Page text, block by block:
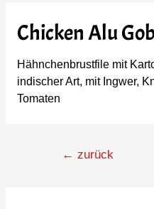
Chicken Alu
Hähnchenbrustfile mit
indischer Art, mit Ingwer,
Tomaten
← zurück